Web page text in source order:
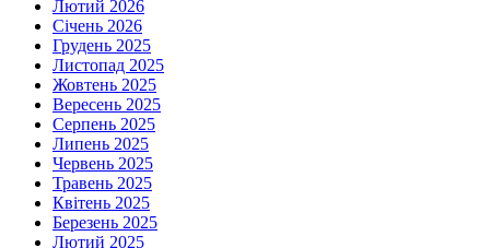
Лютий 2026
Січень 2026
Грудень 2025
Листопад 2025
Жовтень 2025
Вересень 2025
Серпень 2025
Липень 2025
Червень 2025
Травень 2025
Квітень 2025
Березень 2025
Лютий 2025